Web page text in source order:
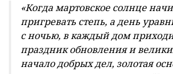
«Когда мартовское солнце
пригревать степь, а день
с ночью, в каждый дом
праздник обновления и
начало добрых дел, золотая